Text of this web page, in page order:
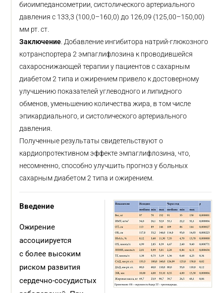
биоимпедансометрии, систолического артериального
давления с 133,3 (100,0–160,0) до 126,09 (125,00–150,00)
мм рт. ст.
Заключение . Добавление ингибитора натрий-глюкозного
котранспортера 2 эмпаглифлозина к проводившейся
сахароснижающей терапии у пациентов с сахарным
диабетом 2 типа и ожирением привело к достоверному
улучшению показателей углеводного и липидного
обменов, уменьшению количества жира, в том числе
эпикардиального, и систолического артериального
давления.
Полученные результаты свидетельствуют о
кардиопротективном эффекте эмпаглифлозина, что,
несомненно, способно улучшить прогноз у больных
сахарным диабетом 2 типа и ожирением.
Введение
Ожирение
ассоциируется
с более высоким
риском развития
сердечно-сосудистых